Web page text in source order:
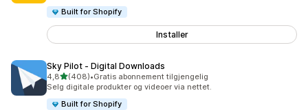
Built for Shopify
Installer
Sky Pilot ‑ Digital Downloads
4,8av 5 stjerner
(408)
Totalt 408 omtaler
•Gratis abonnement tilgjengelig
Selg digitale produkter og videoer via nettet.
Built for Shopify